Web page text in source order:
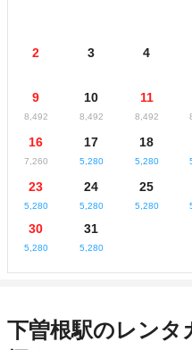
2 3 4
9
8,492
10
8,492
11
8,492
16
7,260
17
5,280
18
5,280
23
5,280
24
5,280
25
5,280
30
5,280
31
5,280
下曽根駅のレンタ